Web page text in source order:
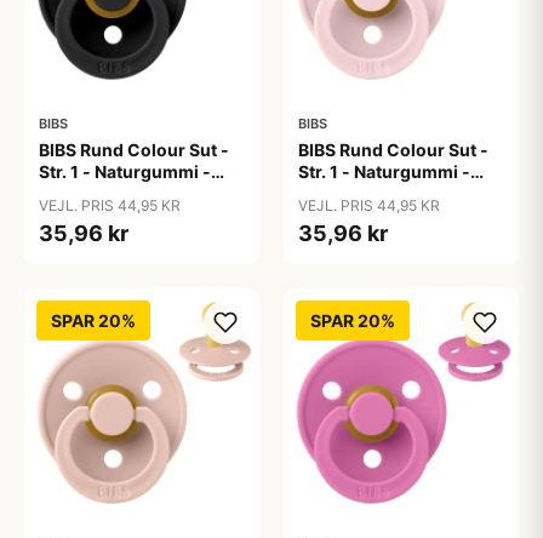
BIBS
BIBS Rund Colour Sut -
Str. 1 - Naturgummi -
VEJL. PRIS 44,95 KR
35,96 kr
BIBS
BIBS Rund Colour Sut -
Str. 1 - Naturgummi -
VEJL. PRIS 44,95 KR
35,96 kr
SPAR 20% SPAR 20%